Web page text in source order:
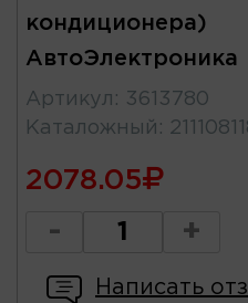
кондиционера)
АвтоЭлектроника
Артикул : 3613780
Каталожный :
2078.05
- +
Написать